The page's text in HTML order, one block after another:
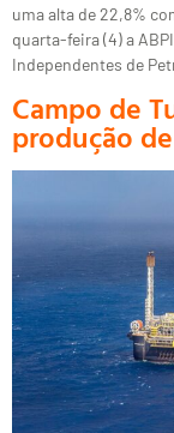
uma alta de 22,8%
quarta-feira (4) a
Independentes de
Campo de
produção